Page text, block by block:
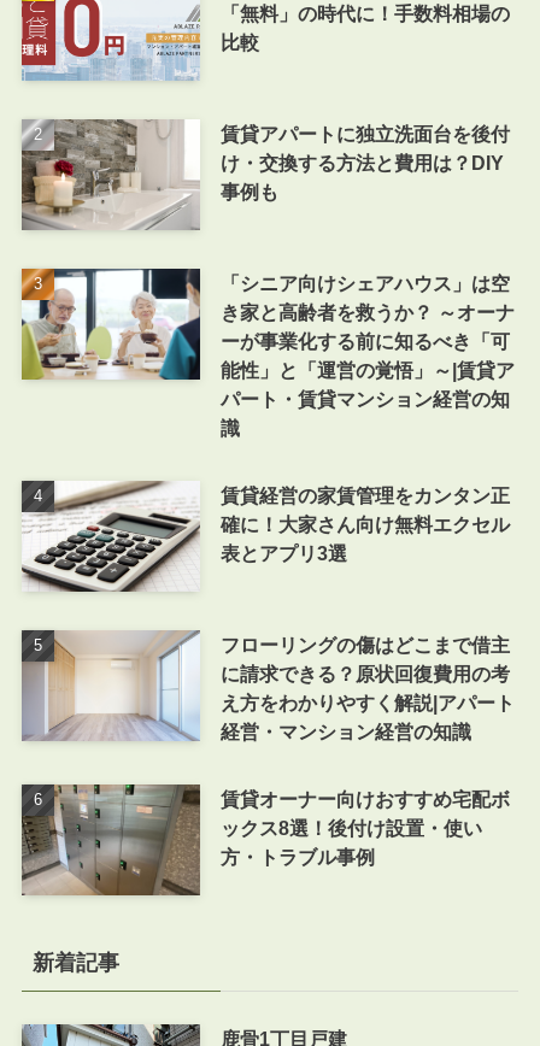
「無料」の時代に！手数料相場の
比較
賃貸アパートに独立洗面台を後付
け・交換する方法と費用は？DIY
事例も
「シニア向けシェアハウス」は空
き家と高齢者を救うか？ ～オーナ
ーが事業化する前に知るべき「可
能性」と「運営の覚悟」～|賃貸ア
パート・賃貸マンション経営の知
識
賃貸経営の家賃管理をカンタン正
確に！大家さん向け無料エクセル
表とアプリ3選
フローリングの傷はどこまで借主
に請求できる？原状回復費用の考
え方をわかりやすく解説|アパート
経営・マンション経営の知識
賃貸オーナー向けおすすめ宅配ボ
ックス8選！後付け設置・使い
方・トラブル事例
新着記事
鹿骨1丁目戸建